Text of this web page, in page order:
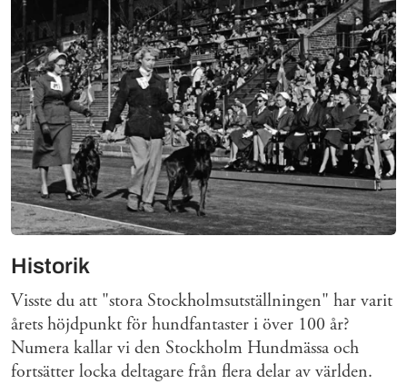
Historik
Visste du att "stora Stockholmsutställningen" har varit
årets höjdpunkt för hundfantaster i över 100 år?
Numera kallar vi den Stockholm Hundmässa och
fortsätter locka deltagare från flera delar av världen.